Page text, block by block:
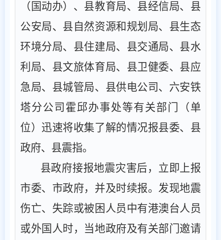
（ 国动办）、县教育局、县经信局、县
公安局、县自然资源和规划局、县生态
环境分局、县住建局、县交通局、县水
利局、县文旅体育局、县卫健委、县应
急局、县城管局、县供电公司、六安铁
塔分公司霍邱办事处等有关部门（单
位）迅速将收集了解的情况报县委、县
政府、县震指。
县政府接报地震灾害后，立即上报
市委、市政府，并及时续报。发现地震
伤亡、失踪或被困人员中有港澳台人员
或外国人时，当地政府及有关部门邀请